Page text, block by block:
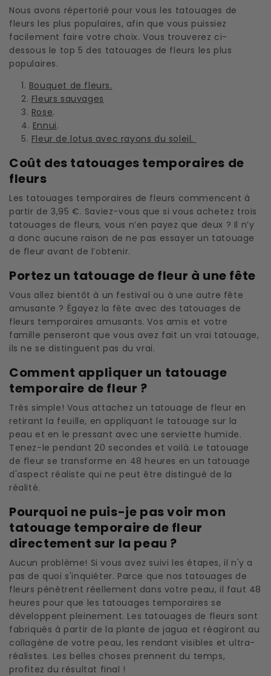
Nous avons répertorié pour vous les tatouages ​​​​de
fleurs les plus populaires, afin que vous puissiez
facilement faire votre choix. Vous trouverez ci-
dessous le top 5 des tatouages ​​​​de fleurs les plus
populaires.
Bouquet de fleurs.
Fleurs sauvages
Rose.
Ennui.
Fleur de lotus avec rayons du soleil.
Coût des tatouages temporaires de
fleurs
Les tatouages ​​temporaires de fleurs commencent à
partir de 3,95 €. Saviez-vous que si vous achetez trois
tatouages ​​​​de fleurs, vous n’en payez que deux ? Il n’y
a donc aucune raison de ne pas essayer un tatouage
de fleur avant de l’obtenir.
Portez un tatouage de fleur à une fête
Vous allez bientôt à un festival ou à une autre fête
amusante ? Égayez la fête avec des tatouages ​​​​de
fleurs temporaires amusants. Vos amis et votre
famille penseront que vous avez fait un vrai tatouage,
ils ne se distinguent pas du vrai.
Comment appliquer un tatouage
temporaire de fleur ?
Très simple! Vous attachez un tatouage de fleur en
retirant la feuille, en appliquant le tatouage sur la
peau et en le pressant avec une serviette humide.
Tenez-le pendant 20 secondes et voilà. Le tatouage
de fleur se transforme en 48 heures en un tatouage
d'aspect réaliste qui ne peut être distingué de la
réalité.
Pourquoi ne puis-je pas voir mon
tatouage temporaire de fleur
directement sur la peau ?
Aucun problème! Si vous avez suivi les étapes, il n'y a
pas de quoi s'inquiéter. Parce que nos tatouages ​​de
fleurs pénètrent réellement dans votre peau, il faut 48
heures pour que les tatouages ​​temporaires se
développent pleinement. Les tatouages ​​​​de fleurs sont
fabriqués à partir de la plante de jagua et réagiront au
collagène de votre peau, les rendant visibles et ultra-
réalistes. Les belles choses prennent du temps,
profitez du résultat final !